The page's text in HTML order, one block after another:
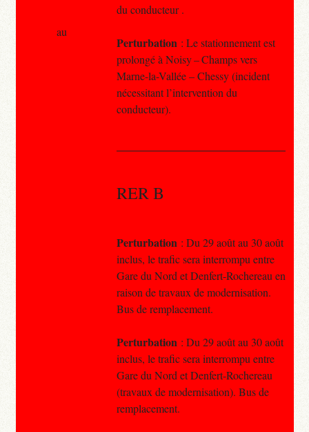
du conducteur .
Perturbation : Le stationnement est
prolongé à Noisy – Champs vers
Marne-la-Vallée – Chessy (incident
nécessitant l’intervention du
conducteur).
RER B
Perturbation : Du 29 août au 30 août
inclus, le trafic sera interrompu entre
Gare du Nord et Denfert-Rochereau en
raison de travaux de modernisation.
Bus de remplacement.
Perturbation : Du 29 août au 30 août
inclus, le trafic sera interrompu entre
Gare du Nord et Denfert-Rochereau
(travaux de modernisation). Bus de
remplacement.
au